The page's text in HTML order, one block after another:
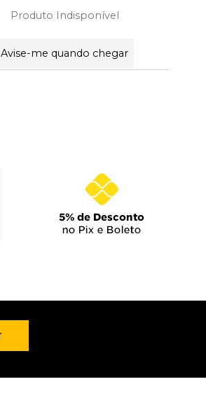
Produto Indisponível
Avise-me quando chegar